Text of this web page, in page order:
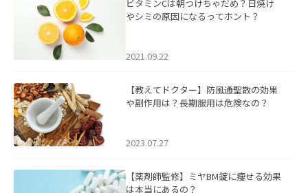
ビタミンCは朝つけちゃだめ？日焼け
やシミの原因になるってホント？
2021.09.22
【教えてドクター】防風通聖散の効果
や副作用は？長期服用は危険なの？
2023.07.27
【薬剤師監修】ミヤBM錠に痩せる効果
は本当にあるの？